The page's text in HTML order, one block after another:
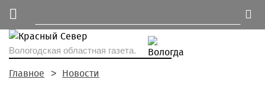
Вологодская областная газета.
Главное Новости